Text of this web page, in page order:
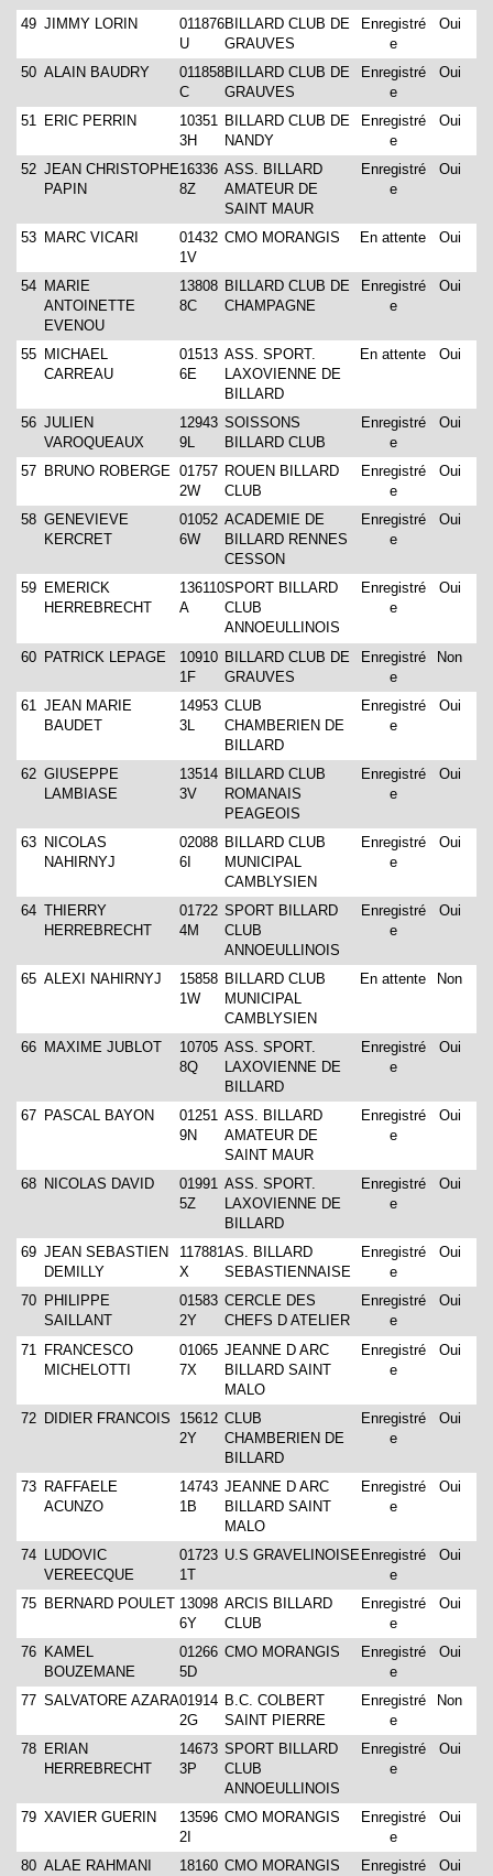
49 JIMMY LORIN
011876
U
BILLARD CLUB DE
GRAUVES
Enregistré
e
Oui
50 ALAIN BAUDRY
011858
C
BILLARD CLUB DE
GRAUVES
Enregistré
e
Oui
51 ERIC PERRIN
10351
3H
BILLARD CLUB DE
NANDY
Enregistré
e
Oui
52 JEAN CHRISTOPHE
PAPIN
16336
8Z
ASS. BILLARD
AMATEUR DE
SAINT MAUR
Enregistré
e
Oui
53 MARC VICARI
01432
1V
CMO MORANGIS En attente Oui
54 MARIE
ANTOINETTE
EVENOU
13808
8C
BILLARD CLUB DE
CHAMPAGNE
Enregistré
e
Oui
55 MICHAEL
CARREAU
01513
6E
ASS. SPORT.
LAXOVIENNE DE
BILLARD
En attente Oui
56 JULIEN
VAROQUEAUX
12943
9L
SOISSONS
BILLARD CLUB
Enregistré
e
Oui
57 BRUNO ROBERGE 01757
2W
ROUEN BILLARD
CLUB
Enregistré
e
Oui
58 GENEVIEVE
KERCRET
01052
6W
ACADEMIE DE
BILLARD RENNES
CESSON
Enregistré
e
Oui
59 EMERICK
HERREBRECHT
136110
A
SPORT BILLARD
CLUB
ANNOEULLINOIS
Enregistré
e
Oui
60 PATRICK LEPAGE
10910
1F
BILLARD CLUB DE
GRAUVES
Enregistré
e
Non
61 JEAN MARIE
BAUDET
14953
3L
CLUB
CHAMBERIEN DE
BILLARD
Enregistré
e
Oui
62 GIUSEPPE
LAMBIASE
13514
3V
BILLARD CLUB
ROMANAIS
PEAGEOIS
Enregistré
e
Oui
63 NICOLAS
NAHIRNYJ
02088
6I
BILLARD CLUB
MUNICIPAL
CAMBLYSIEN
Enregistré
e
Oui
64 THIERRY
HERREBRECHT
01722
4M
SPORT BILLARD
CLUB
ANNOEULLINOIS
Enregistré
e
Oui
65 ALEXI NAHIRNYJ
15858
1W
BILLARD CLUB
MUNICIPAL
CAMBLYSIEN
En attente Non
66 MAXIME JUBLOT
10705
8Q
ASS. SPORT.
LAXOVIENNE DE
BILLARD
Enregistré
e
Oui
67 PASCAL BAYON
01251
9N
ASS. BILLARD
AMATEUR DE
SAINT MAUR
Enregistré
e
Oui
68 NICOLAS DAVID
01991
5Z
ASS. SPORT.
LAXOVIENNE DE
BILLARD
Enregistré
e
Oui
69 JEAN SEBASTIEN
DEMILLY
117881
X
AS. BILLARD
SEBASTIENNAISE
Enregistré
e
Oui
70 PHILIPPE
SAILLANT
01583
2Y
CERCLE DES
CHEFS D ATELIER
Enregistré
e
Oui
71
FRANCESCO
MICHELOTTI
01065
7X
JEANNE D ARC
BILLARD SAINT
MALO
Enregistré
e
Oui
72 DIDIER FRANCOIS
15612
2Y
CLUB
CHAMBERIEN DE
BILLARD
Enregistré
e
Oui
73 RAFFAELE
ACUNZO
14743
1B
JEANNE D ARC
BILLARD SAINT
MALO
Enregistré
e
Oui
74
LUDOVIC
VEREECQUE
01723
1T
U.S GRAVELINOISE Enregistré
e
Oui
75 BERNARD POULET 13098
6Y
ARCIS BILLARD
CLUB
Enregistré
e
Oui
76 KAMEL
BOUZEMANE
01266
5D
CMO MORANGIS
Enregistré
e
Oui
77 SALVATORE AZARA01914
2G
B.C. COLBERT
SAINT PIERRE
Enregistré
e
Non
78 ERIAN
HERREBRECHT
14673
3P
SPORT BILLARD
CLUB
ANNOEULLINOIS
Enregistré
e
Oui
79 XAVIER GUERIN
13596
2I
CMO MORANGIS
Enregistré
e
Oui
80 ALAE RAHMANI
18160 CMO MORANGIS
Enregistré
Oui